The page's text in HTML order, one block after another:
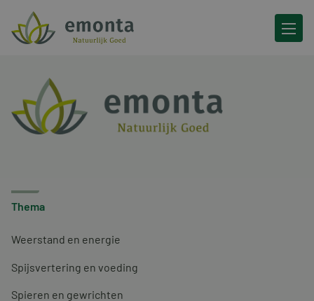
Ga naar de inhoud
Thema
Weerstand en energie
Spijsvertering en voeding
Spieren en gewrichten